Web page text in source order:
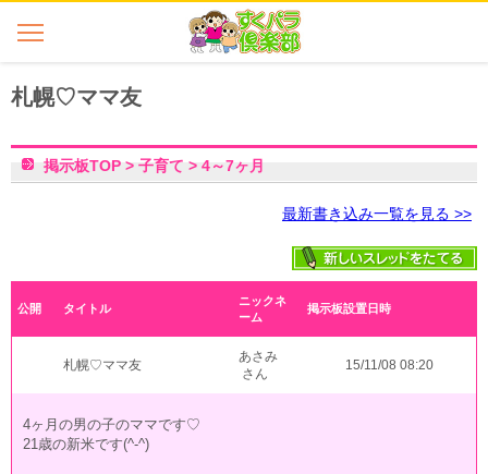
札幌♡ママ友
最新書き込み一覧を見る >>
掲示板TOP > 子育て > 4～7ヶ月
公開 タイトル
ニックネ
ーム
掲示板設置日時
札幌♡ママ友
あさみ
さん
15/11/08 08:20
4ヶ月の男の子のママです♡
21歳の新米です(^-^)